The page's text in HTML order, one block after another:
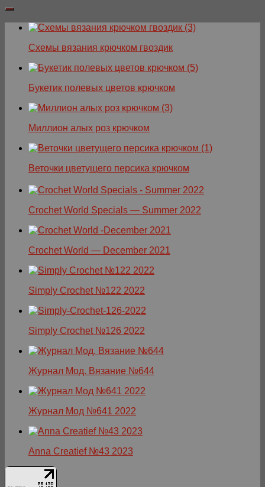
Схемы вязания крючком гвоздик
Букетик полевых цветов крючком
Миллион алых роз крючком
Веточки цветущего персика крючком
Crochet World Specials — Summer 2022
Crochet World — December 2021
Simply Crochet №122 2022
Simply Crochet №126 2022
Журнал Мод. Вязание №644
Журнал Мод №641 2022
Anna Creatief №43 2023